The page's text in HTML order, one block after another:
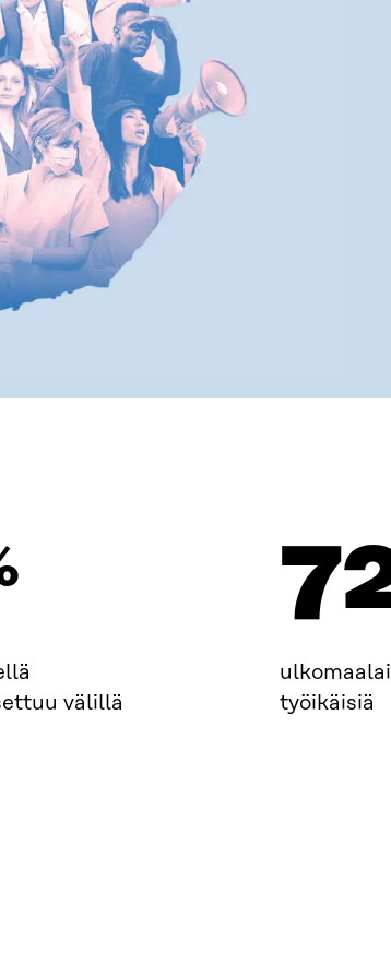
välillä
työikäisiä